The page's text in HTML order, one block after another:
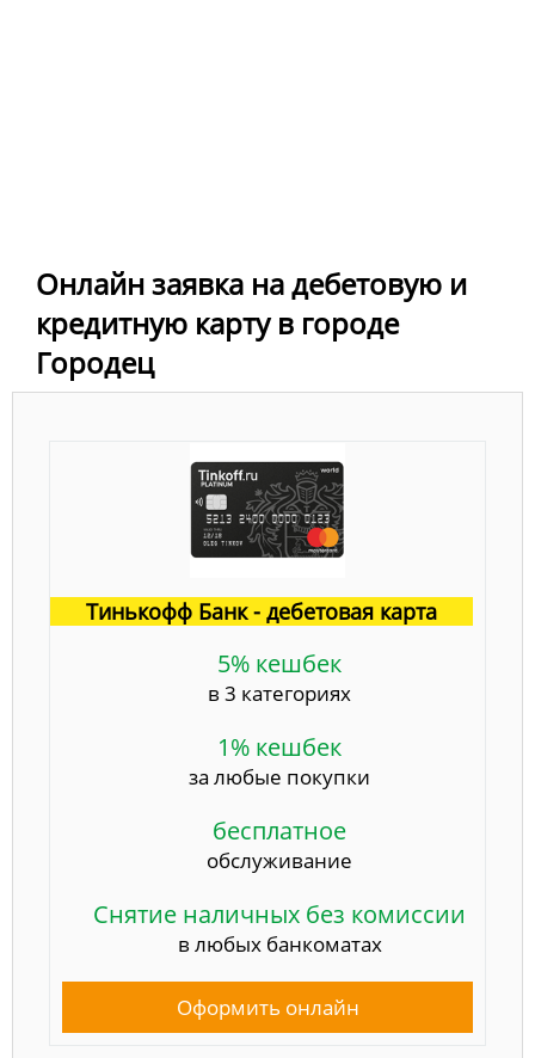
Онлайн заявка на дебетовую и
кредитную карту в городе
Городец
Тинькофф Банк - дебетовая карта
5% кешбек
в 3 категориях
1% кешбек
за любые покупки
бесплатное
обслуживание
Снятие наличных без комиссии
в любых банкоматах
Оформить онлайн